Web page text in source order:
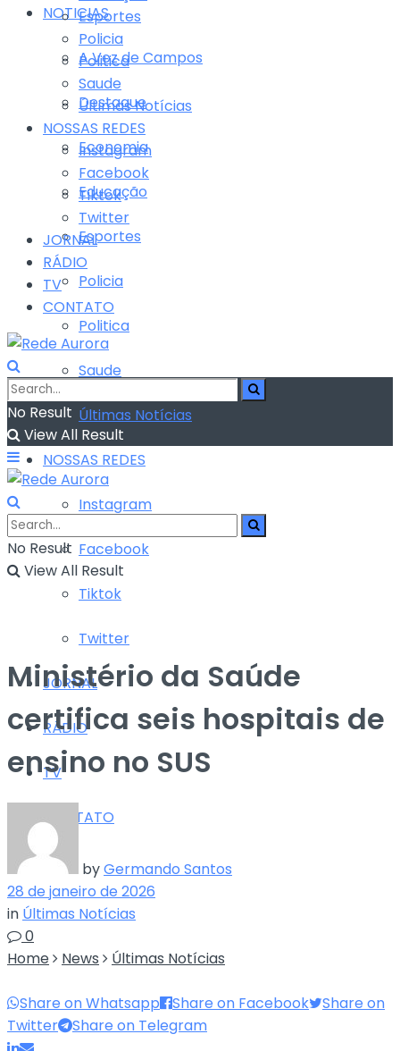
NOTICIAS
A Voz de Campos
Destaque
Economia
Educação
Esportes
Policia
Politica
Saude
Últimas Notícias
NOSSAS REDES
Instagram
Facebook
Tiktok
Twitter
JORNAL
RÁDIO
TV
CONTATO
Esportes
Policia
Politica
Saude
Últimas Notícias
NOSSAS REDES
Instagram
Facebook
Tiktok
Twitter
JORNAL
RÁDIO
TV
CONTATO
No Result
View All Result
No Result
View All Result
Ministério da Saúde
certifica seis hospitais de
ensino no SUS
byGermando Santos
28 de janeiro de 2026
in Últimas Notícias
0
Home
News Últimas Notícias
Share on Whatsapp Share on Facebook
Share on
Twitter
Share on Telegram